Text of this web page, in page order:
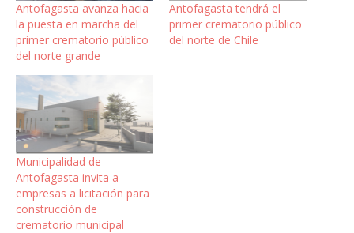
Antofagasta avanza hacia
la puesta en marcha del
primer crematorio público
del norte grande
Antofagasta tendrá el
primer crematorio público
del norte de Chile
Municipalidad de
Antofagasta invita a
empresas a licitación para
construcción de
crematorio municipal